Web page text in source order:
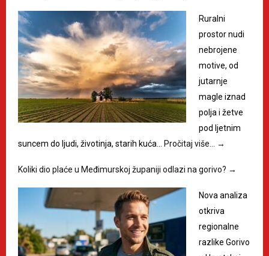
Ruralni
prostor nudi
nebrojene
motive, od
jutarnje
magle iznad
polja i žetve
pod ljetnim
suncem do ljudi, životinja, starih kuća…
Pročitaj više… →
Koliki dio plaće u Međimurskoj županiji odlazi na gorivo? →
Nova analiza
otkriva
regionalne
razlike Gorivo